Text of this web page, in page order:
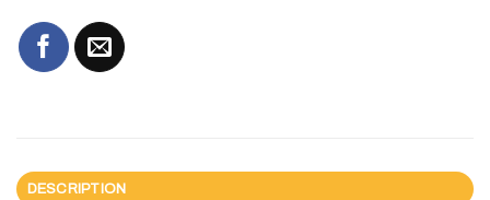
DESCRIPTION